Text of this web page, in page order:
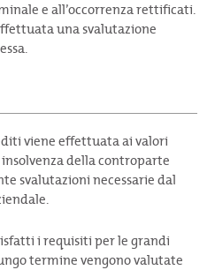
e all’occorrenza rettificati.
una svalutazione
viene effettuata ai valori
della controparte
svalutazioni necessarie dal
i requisiti per le grandi
termine vengono valutate